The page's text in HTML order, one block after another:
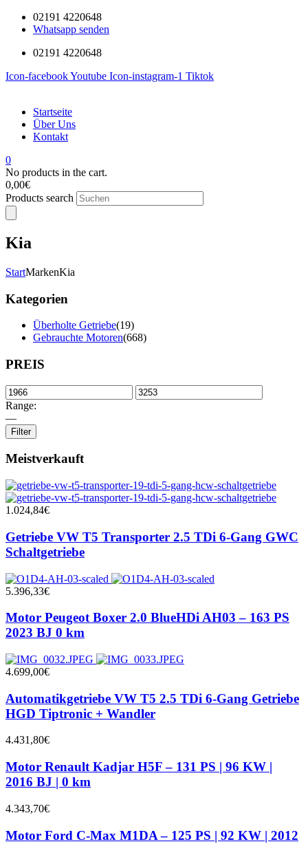
02191 4220648
Whatsapp senden
02191 4220648
Icon-facebookYoutube Icon-instagram-1 Tiktok
Startseite
Über Uns
Kontakt
0
No products in the cart.
0,00€
Products search
Kia
StartMarkenKia
Kategorien
Überholte Getriebe(19)
Gebrauchte Motoren(668)
PREIS
Range:
—
Filter
Meistverkauft
1.024,84€
Getriebe VW T5 Transporter 2.5 TDi 6-Gang GWC
Schaltgetriebe
5.396,33€
Motor Peugeot Boxer 2.0 BlueHDi AH03 – 163 PS
2023 BJ 0 km
4.699,00€
Automatikgetriebe VW T5 2.5 TDi 6-Gang Getriebe
HGD Tiptronic + Wandler
4.431,80€
Motor Renault Kadjar H5F – 131 PS | 96 KW |
2016 BJ | 0 km
4.343,70€
Motor Ford C-Max M1DA – 125 PS | 92 KW | 2012